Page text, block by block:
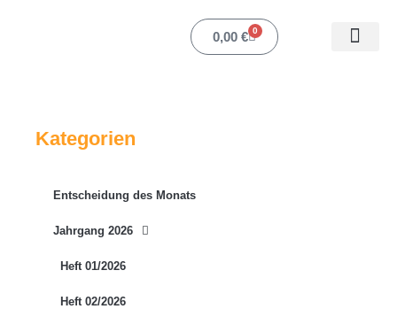
0,00 € 0
Warenkorb
Kategorien
Entscheidung des Monats
Jahrgang 2026
Heft 01/2026
Heft 02/2026